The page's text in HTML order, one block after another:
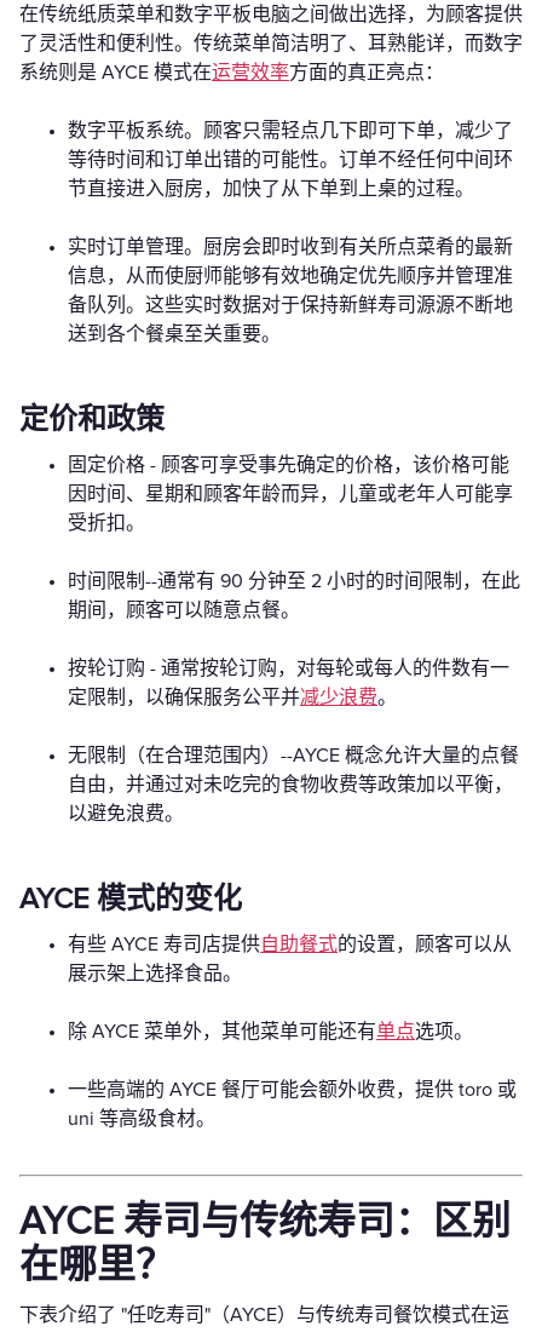
在传统纸质菜单和数字平板电脑之间做出选择，为顾客提供
了灵活性和便利性。传统菜单简洁明了、耳熟能详，而数字
系统则是 AYCE 模式在运营效率方面的真正亮点：
数字平板系统。顾客只需轻点几下即可下单，减少了
等待时间和订单出错的可能性。订单不经任何中间环
节直接进入厨房，加快了从下单到上桌的过程。
实时订单管理。厨房会即时收到有关所点菜肴的最新
信息，从而使厨师能够有效地确定优先顺序并管理准
备队列。这些实时数据对于保持新鲜寿司源源不断地
送到各个餐桌至关重要。
定价和政策
固定价格 - 顾客可享受事先确定的价格，该价格可能
因时间、星期和顾客年龄而异，儿童或老年人可能享
受折扣。
时间限制--通常有 90 分钟至 2 小时的时间限制，在此
期间，顾客可以随意点餐。
按轮订购 - 通常按轮订购，对每轮或每人的件数有一
定限制，以确保服务公平并减少浪费。
无限制（在合理范围内）--AYCE 概念允许大量的点餐
自由，并通过对未吃完的食物收费等政策加以平衡，
以避免浪费。
AYCE 模式的变化
有些 AYCE 寿司店提供自助餐式的设置，顾客可以从
展示架上选择食品。
除 AYCE 菜单外，其他菜单可能还有单点选项。
一些高端的 AYCE 餐厅可能会额外收费，提供 toro 或
uni 等高级食材。
AYCE 寿司与传统寿司：区别
在哪里？
下表介绍了 "任吃寿司"（AYCE）与传统寿司餐饮模式在运